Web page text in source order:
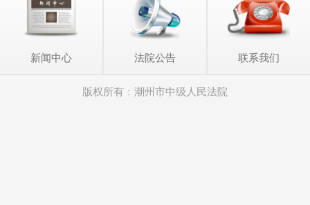
新闻中心 法院公告 联系我们
版权所有：潮州市中级人民法院